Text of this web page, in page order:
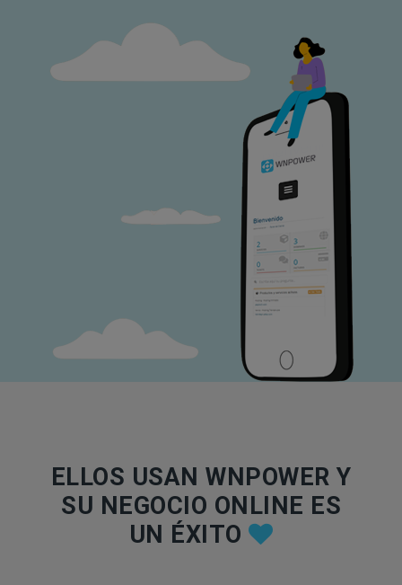
ELLOS USAN WNPOWER Y
SU NEGOCIO ONLINE ES
UN ÉXITO